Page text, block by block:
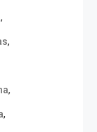
,
,
,
,